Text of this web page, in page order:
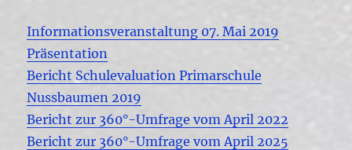
Informationsveranstaltung 07. Mai 2019
Präsentation
Bericht Schulevaluation Primarschule
Nussbaumen 2019
Bericht zur 360°-Umfrage vom April 2022
Bericht zur 360°-Umfrage vom April 2025